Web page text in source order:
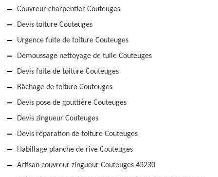
Couvreur charpentier Couteuges
Devis toiture Couteuges
Urgence fuite de toiture Couteuges
Démoussage nettoyage de tuile Couteuges
Devis fuite de toiture Couteuges
Bâchage de toiture Couteuges
Devis pose de gouttière Couteuges
Devis zingueur Couteuges
Devis réparation de toiture Couteuges
Habillage planche de rive Couteuges
Artisan couvreur zingueur Couteuges 43230